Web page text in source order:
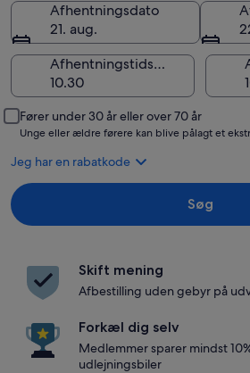
Afhentningsdato
21. aug.
Afhentningstidspunkt
Fører under 30 år eller over 70 år
Unge eller ældre førere kan blive pålagt et
Jeg har en rabatkode
Søg
Skift mening
Afbestilling uden gebyr på
Forkæl dig selv
Medlemmer sparer mindst
udlejningsbiler